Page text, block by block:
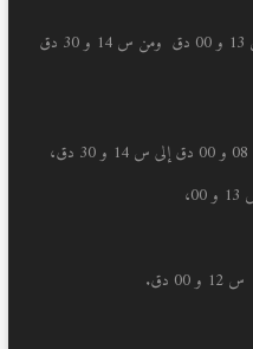
من س 08 و 00 دق إلى س 13 و 00 دق ومن س 14 و 30 دق